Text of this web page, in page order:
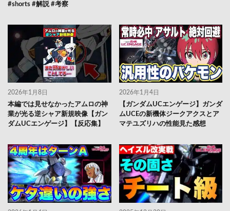
#shorts #解説 #考察
2026年1月8日
本編では見せなかったアムロの神
業が光る逆シャア新規映像【ガン
ダムUCエンゲージ】【反応集】
2026年1月4日
【ガンダムUCエンゲージ】ガンダ
ムUCEの新機体ジークアクスとア
マテユズリハの性能見た感想